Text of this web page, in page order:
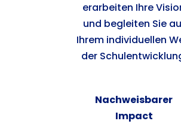
erarbeiten Ihre
und begleiten Sie
Ihrem individuellen
der
Nachweisbarer
Impact